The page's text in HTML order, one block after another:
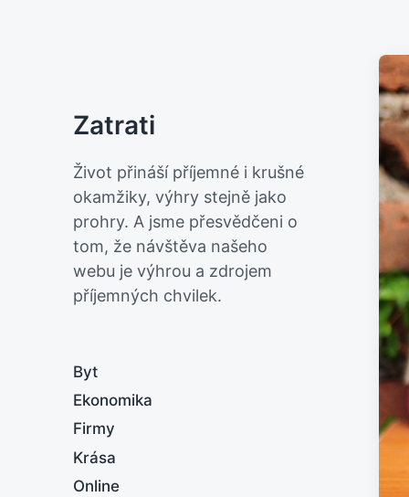
Zatrati
Život přináší příjemné i krušné
okamžiky, výhry stejně jako
prohry. A jsme přesvědčeni o
tom, že návštěva našeho
webu je výhrou a zdrojem
příjemných chvilek.
Byt
Ekonomika
Firmy
Krása
Online